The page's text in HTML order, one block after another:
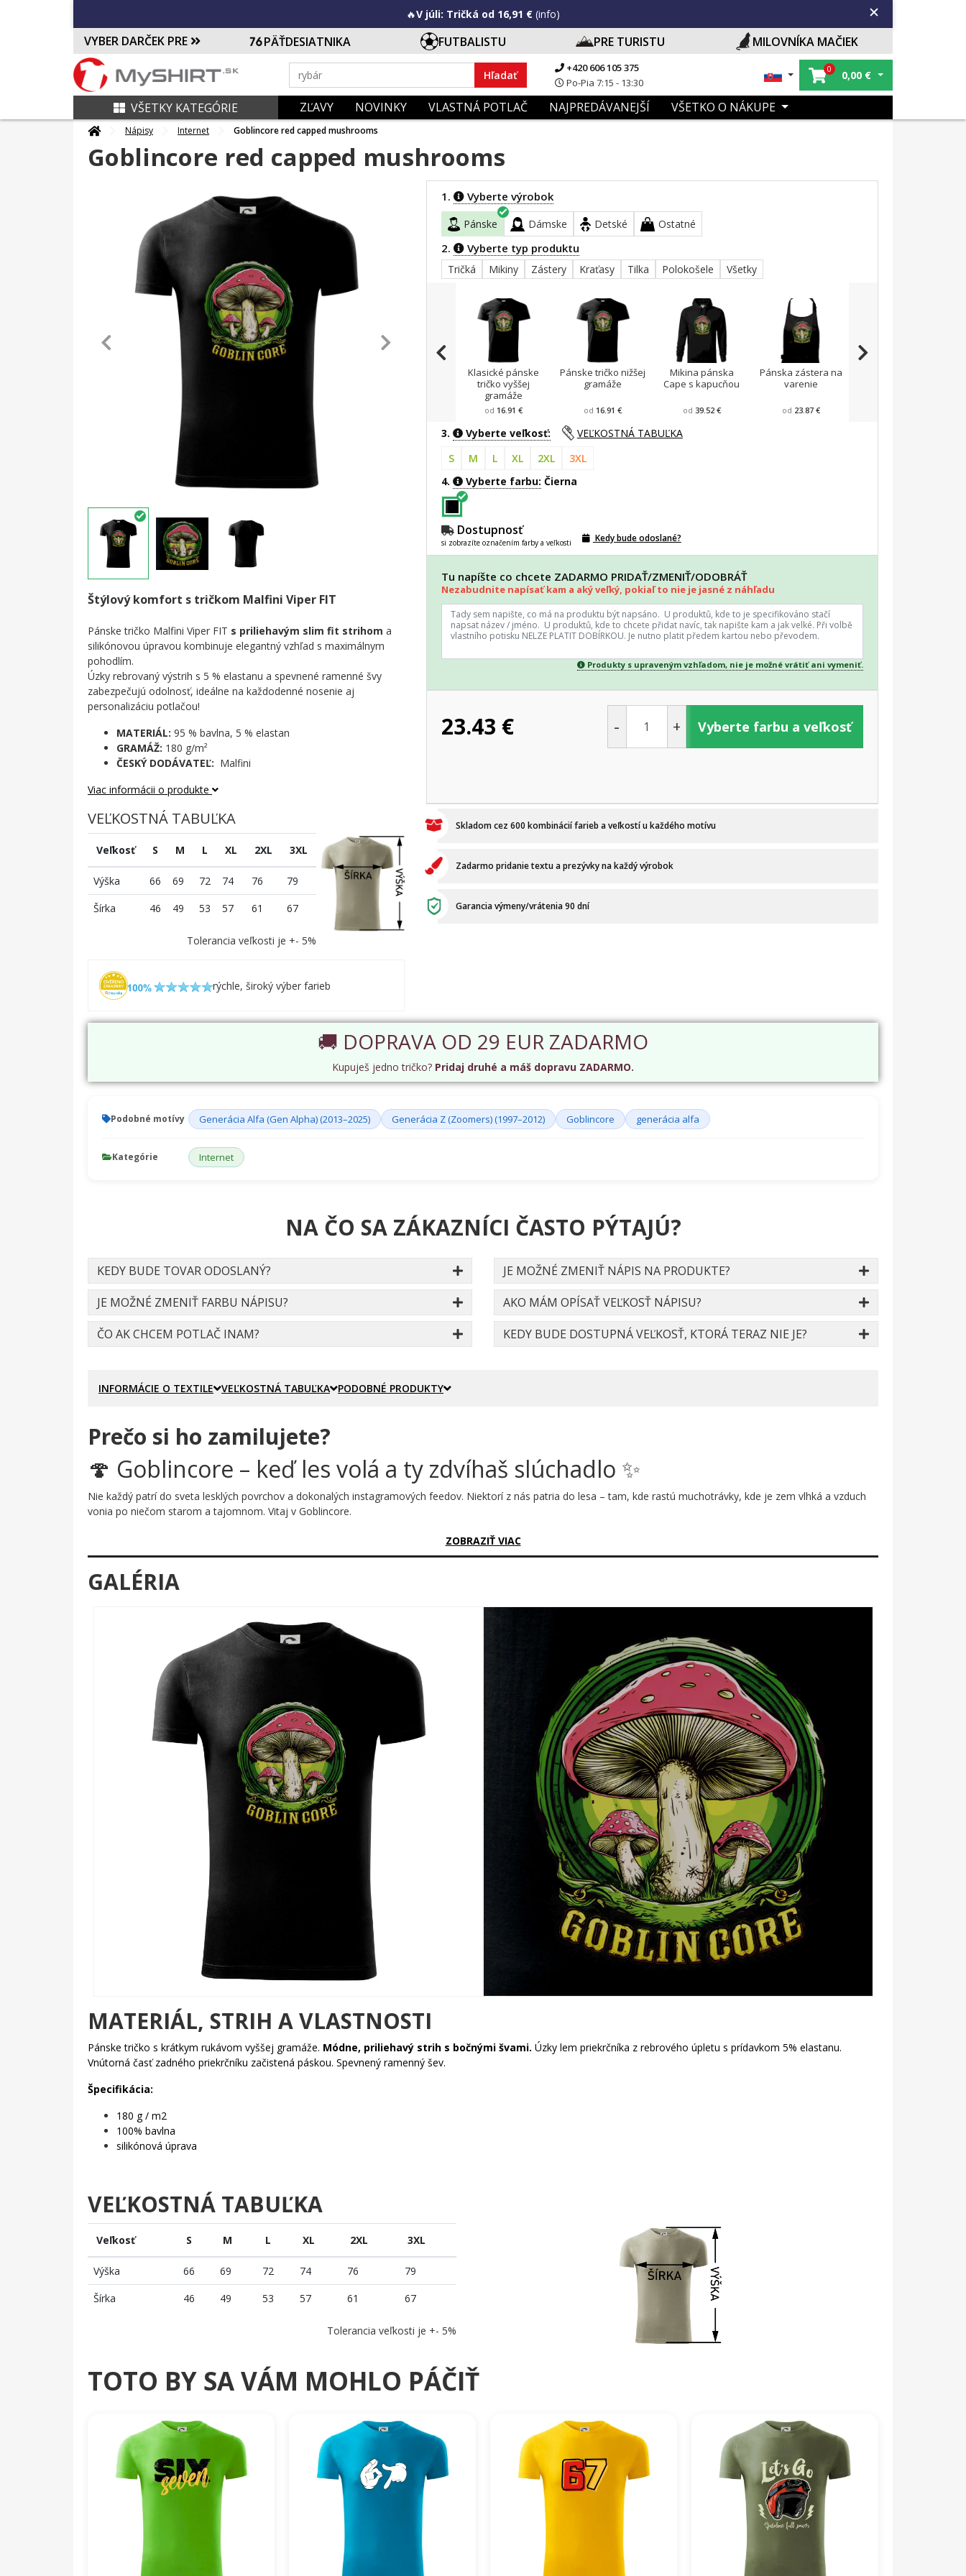
🔥V júli: Tričká od 16,91 € (info)
VYBER DARČEK PRE PÄŤDESIATNIKA FUTBALISTU PRE TURISTU MILOVNÍKA MAČIEK
Hľadať
+420 606 105 375
Po-Pia 7:15 - 13:30
0 0,00 €
VŠETKY KATEGÓRIE ZĽAVY NOVINKY VLASTNÁ POTLAČ NAJPREDÁVANEJŠÍ VŠETKO O NÁKUPE
Nápisy Internet Goblincore red capped mushrooms
Goblincore red capped mushrooms
Štýlový komfort s tričkom Malfini Viper FIT
Pánske tričko Malfini Viper FIT s priliehavým slim fit strihom a
silikónovou úpravou kombinuje elegantný vzhľad s maximálnym
pohodlím.
Úzky rebrovaný výstrih s 5 % elastanu a spevnené ramenné švy
zabezpečujú odolnosť, ideálne na každodenné nosenie aj
personalizáciu potlačou!
MATERIÁL: 95 % bavlna, 5 % elastan
GRAMÁŽ: 180 g/m²
ČESKÝ DODÁVATEĽ: Malfini
Viac informácii o produkte
VEĽKOSTNÁ TABUĽKA
Veľkosť S M L XL 2XL 3XL
Výška 66 69 72 74 76
79
Šírka
46 49 53 57 61 67
Tolerancia veľkosti je +- 5%
rýchle, široký výber farieb
1. Vyberte výrobok
Pánske Dámske Detské Ostatné
2. Vyberte typ produktu
Tričká Mikiny Zástery Kraťasy Tilka Polokošele Všetky
Klasické pánske
tričko vyššej
gramáže
od 16.91 €
Pánske tričko nižšej
gramáže
od 16.91 €
Mikina pánska
Cape s kapucňou
od 39.52 €
Pánska zástera na
varenie
od 23.87 €
3. Vyberte veľkosť:
VEĽKOSTNÁ TABUĽKA
S
M L XL 2XL
3XL
4.
Vyberte farbu: Čierna
Dostupnosť
si zobrazíte označením farby a veľkosti Kedy bude odoslané?
Tu napíšte co chcete ZADARMO PRIDAŤ/ZMENIŤ/ODOBRÁŤ
Nezabudnite napísať kam a aký veľký, pokiaľ to nie je jasné z náhľadu
Produkty s upraveným vzhľadom, nie je možné vrátiť ani vymeniť.
23.43 € - + Vyberte farbu a veľkosť
Skladom cez 600 kombinácií farieb a veľkostí u každého motívu
Zadarmo pridanie textu a prezývky na každý výrobok
Garancia výmeny/vrátenia 90 dní
🚚 DOPRAVA OD 29 EUR ZADARMO
Kupuješ jedno tričko? Pridaj druhé a máš dopravu ZADARMO.
Podobné motívy Generácia Alfa (Gen Alpha) (2013–2025) Generácia Z (Zoomers) (1997–2012) Goblincore generácia alfa
Kategórie Internet
NA ČO SA ZÁKAZNÍCI ČASTO PÝTAJÚ?
KEDY BUDE TOVAR ODOSLANÝ?
JE MOŽNÉ ZMENIŤ FARBU NÁPISU?
ČO AK CHCEM POTLAČ INAM?
JE MOŽNÉ ZMENIŤ NÁPIS NA PRODUKTE?
AKO MÁM OPÍSAŤ VEĽKOSŤ NÁPISU?
KEDY BUDE DOSTUPNÁ VEĽKOSŤ, KTORÁ TERAZ NIE JE?
INFORMÁCIE O TEXTILE VEĽKOSTNÁ TABUĽKA PODOBNÉ PRODUKTY
Prečo si ho zamilujete?
🍄 Goblincore – keď les volá a ty zdvíhaš slúchadlo ✨
Nie každý patrí do sveta lesklých povrchov a dokonalých instagramových feedov. Niektorí z nás patria do lesa – tam, kde rastú muchotrávky, kde je zem vlhká a vzduch
vonia po niečom starom a tajomnom. Vitaj v Goblincore.
Uprostred tmavého pozadia exploduje kruhová kompozícia plná divokej energie. Dominantná muchotrávka s výrazne červeným klobúkom sa týči nad svojimi menšími
spoločníkmi, obklopená vírivým vencom sýtozelenej vegetácie. Zlatý nápis GOBLIN CORE dodáva celku nádych fantasy znaku – ako erb niekoho, kto si postavil domov
Komu urobí radosť?
🍄 Zoomerom a Gen Alpha, ktorí vedia, čo znamená cottagecore vs. goblincore a prečo je ten druhý lepší
🔥 Milovníkom húb, lesa a všetkého, čo väčšina ľudí obchádza oblúkom
🧠 Tým, čo trávia viac času na TikToku o myológii než na večierkoch
🖤 Každému, kto si aspoň raz odniesol domov zaujímavý kameň alebo šišku bez hanby
Goblincore nie je trend. Je to životný štýl. Ak rezonuješ, vieš čo robiť – pridaj do košíka a nechaj les prehovoriť za teba. 🐾
ZOBRAZIŤ VIAC
GALÉRIA
MATERIÁL, STRIH A VLASTNOSTI
Pánske tričko s krátkym rukávom vyššej gramáže. Módne, priliehavý strih s bočnými švami. Úzky lem priekrčníka z rebrového úpletu s prídavkom 5% elastanu.
Vnútorná časť zadného priekrčníku začistená páskou. Spevnený ramenný šev.
Špecifikácia:
180 g / m2
100% bavlna
silikónová úprava
VEĽKOSTNÁ TABUĽKA
Veľkosť S M L XL 2XL 3XL
Výška 66 69 72 74 76
79
Šírka
46 49 53 57 61 67
Tolerancia veľkosti je +- 5%
TOTO BY SA VÁM MOHLO PÁČIŤ